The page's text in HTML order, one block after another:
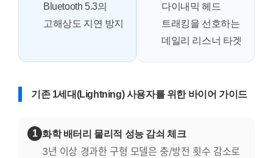
Bluetooth 5.3의
고해상도 지연 방지
다이내믹 헤드
트래킹을 선호하는
데일리 리스너 타겟
기존 1세대(Lightning) 사용자를 위한 바이어 가이드
1 화학 배터리 물리적 성능 감쇠 체크
3년 이상 경과한 구형 모델은 충/방전 횟수 감소로